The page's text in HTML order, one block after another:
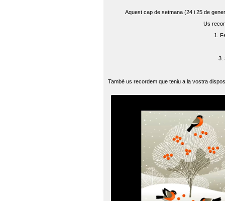
Aquest cap de setmana (24 i 25 de
Us
1.
3.
També us recordem que teniu a la vostra